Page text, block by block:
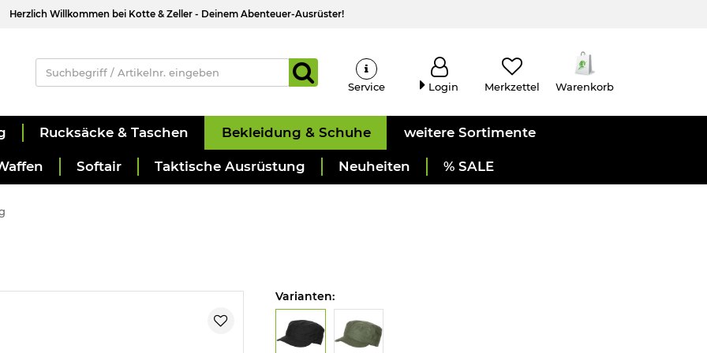
Herzlich Willkommen bei Kotte & Zeller - Deinem Abenteuer-Ausrüster!
Service Login Merkzettel Warenkorb
Rucksäcke & Taschen Bekleidung & Schuhe weitere Sortimente
Softair Taktische Ausrüstung Neuheiten % SALE
Varianten: